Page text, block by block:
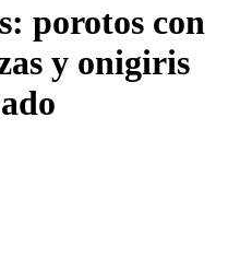
porotos con
y onigiris